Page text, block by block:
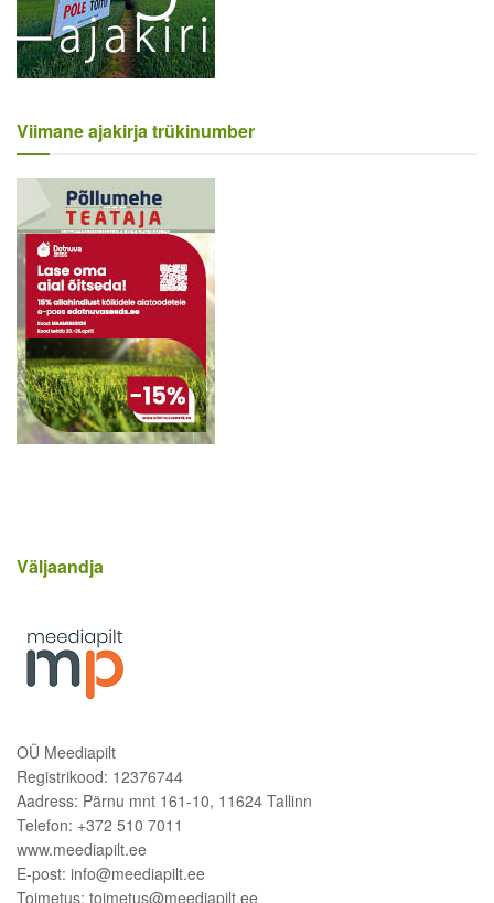
Viimane ajakirja trükinumber
Väljaandja
OÜ Meediapilt
Registrikood: 12376744
Aadress: Pärnu mnt 161-10, 11624 Tallinn
Telefon: +372 510 7011
www.meediapilt.ee
E-post: info@meediapilt.ee
Toimetus: toimetus@meediapilt.ee